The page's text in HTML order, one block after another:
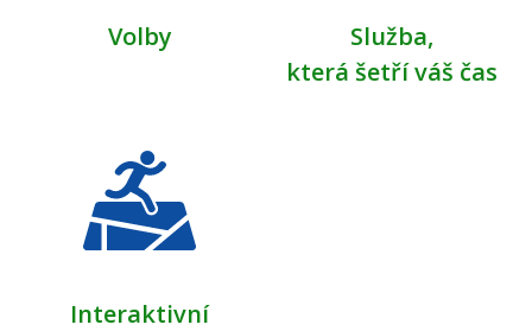
Volby
Služba,
která šetří váš čas
Interaktivní